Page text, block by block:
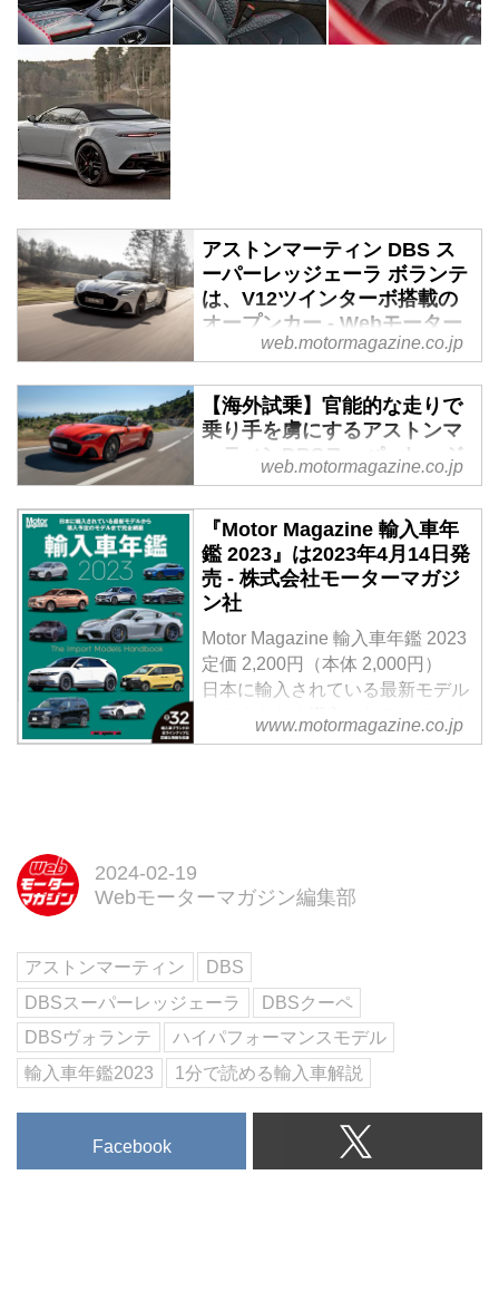
アストンマーティン DBS ス
ーパーレッジェーラ ボランテ
は、V12ツインターボ搭載の
オープンカー - Webモーター
マガジン
2019年4月24日、アストンマーテ
ィンが英国ゲイドンで究極のオー
プントップGTモデル新型DBS ス
ーパーレッジェーラ ボランテを
発表した。
web.motormagazine.co.jp
【海外試乗】官能的な走りで
乗り手を虜にするアストンマ
ーティンDBSスーパーレッジ
ェーラ ヴォランテ - Webモー
ターマガジン
最高出力715ps、最大トルク
900Nmの自社製5.2L V12ツインタ
ーボエンジンを搭載する究極のフ
ラッグシップスーパーGT「アス
トンマーティン DBSスーパーレ
ッジェーラ ヴォランテ」、その
オープントップモデルに乗った。
（Motor Magazine 2019年9月号よ
り）
web.motormagazine.co.jp
『Motor Magazine 輸入車年
鑑 2023』は2023年4月14日発
売 - 株式会社モーターマガジ
ン社
Motor Magazine 輸入車年鑑 2023
定価 2,200円（本体 2,000円）
日本に輸入されている最新モデル
からまもなく導入されるモデルま
で、全32ブランドのラインナップ
る輸入車をブランド別に全網羅。
集して紹介しています。注目のモ
デルについては試乗インプレッシ
ョンも収録。また、巻末には車両
の詳...
www.motormagazine.co.jp
2024-02-19
Webモーターマガジン編集部
アストンマーティン
DBS
DBSスーパーレッジェーラ
DBSクーペ
DBSヴォランテ
ハイパフォーマンスモデル
輸入車年鑑2023
1分で読める輸入車解説
Facebook